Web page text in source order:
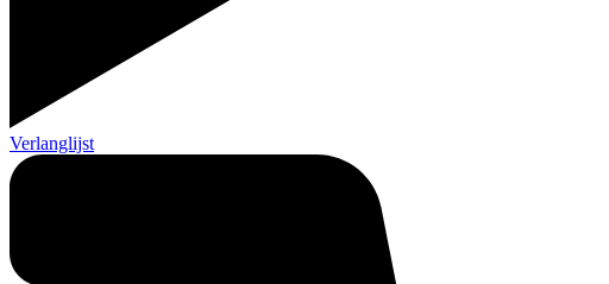
Verlanglijst